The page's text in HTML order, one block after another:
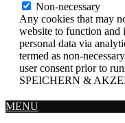
Non-necessary
Any cookies that may
website to function and
personal data via
termed as non-
user consent prior to
SPEICHERN &
MENU